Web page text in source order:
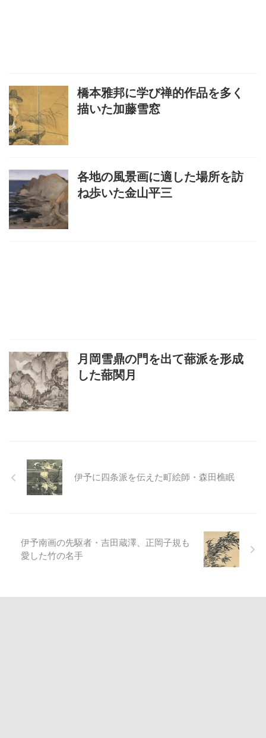
橋本雅邦に学び禅的作品を多く
描いた加藤雪窓
各地の風景画に適した場所を訪
ね歩いた金山平三
月岡雪鼎の門を出て蔀派を形成
した蔀関月
伊予に四条派を伝えた町絵師・森田樵眠
伊予南画の先駆者・吉田蔵澤、正岡子規も
愛した竹の名手